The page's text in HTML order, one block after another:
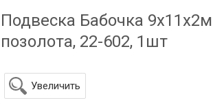
Подвеска Бабочка
позолота, 22-602, 1шт
Увеличить